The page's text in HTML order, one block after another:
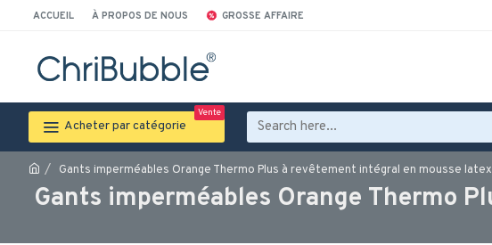
ACCUEIL À PROPOS DE NOUS GROSSE AFFAIRE
Acheter par catégorie
Vente
Gants imperméables Orange Thermo Plus à revêtement intégral en mousse latex,
Gants imperméables Orange Thermo